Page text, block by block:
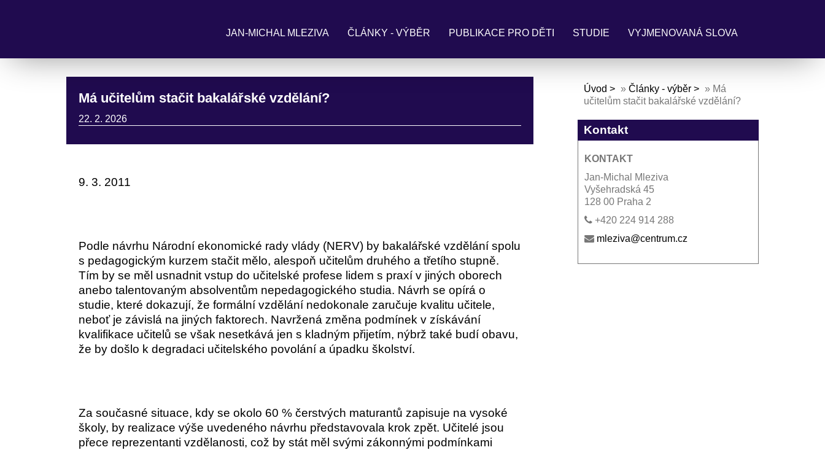
JAN-MICHAL MLEZIVA ČLÁNKY - VÝBĚR PUBLIKACE PRO DĚTI STUDIE VYJMENOVANÁ SLOVA
Má učitelům stačit bakalářské vzdělání?
22. 2. 2026
9. 3. 2011
Podle návrhu Národní ekonomické rady vlády (NERV) by bakalářské vzdělání spolu
s pedagogickým kurzem stačit mělo, alespoň učitelům druhého a třetího stupně.
Tím by se měl usnadnit vstup do učitelské profese lidem s praxí v jiných oborech
anebo talentovaným absolventům nepedagogického studia. Návrh se opírá o
studie, které dokazují, že formální vzdělání nedokonale zaručuje kvalitu učitele,
neboť je závislá na jiných faktorech. Navržená změna podmínek v získávání
kvalifikace učitelů se však nesetkává jen s kladným přijetím, nýbrž také budí obavu,
že by došlo k degradaci učitelského povolání a úpadku školství.
Za současné situace, kdy se okolo 60 % čerstvých maturantů zapisuje na vysoké
školy, by realizace výše uvedeného návrhu představovala krok zpět. Učitelé jsou
přece reprezentanti vzdělanosti, což by stát měl svými zákonnými podmínkami
Úvod » Články - výběr » Má
učitelům stačit bakalářské vzdělání?
Kontakt
KONTAKT
Jan-Michal Mleziva
Vyšehradská 45
128 00 Praha 2
+420 224 914 288
mleziva@centrum.cz